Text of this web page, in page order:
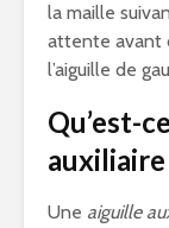
la maille
attente avant
l’aiguille de
Qu’est-
auxiliaire
Une aiguille